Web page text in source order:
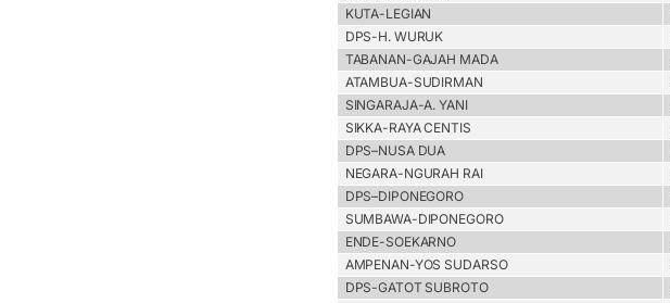
KUTA-LEGIAN
DPS-H. WURUK
TABANAN-GAJAH MADA
ATAMBUA-SUDIRMAN
SINGARAJA-A. YANI
SIKKA-RAYA CENTIS
DPS–NUSA DUA
NEGARA-NGURAH RAI
DPS–DIPONEGORO
SUMBAWA-DIPONEGORO
ENDE-SOEKARNO
AMPENAN-YOS SUDARSO
DPS-GATOT SUBROTO